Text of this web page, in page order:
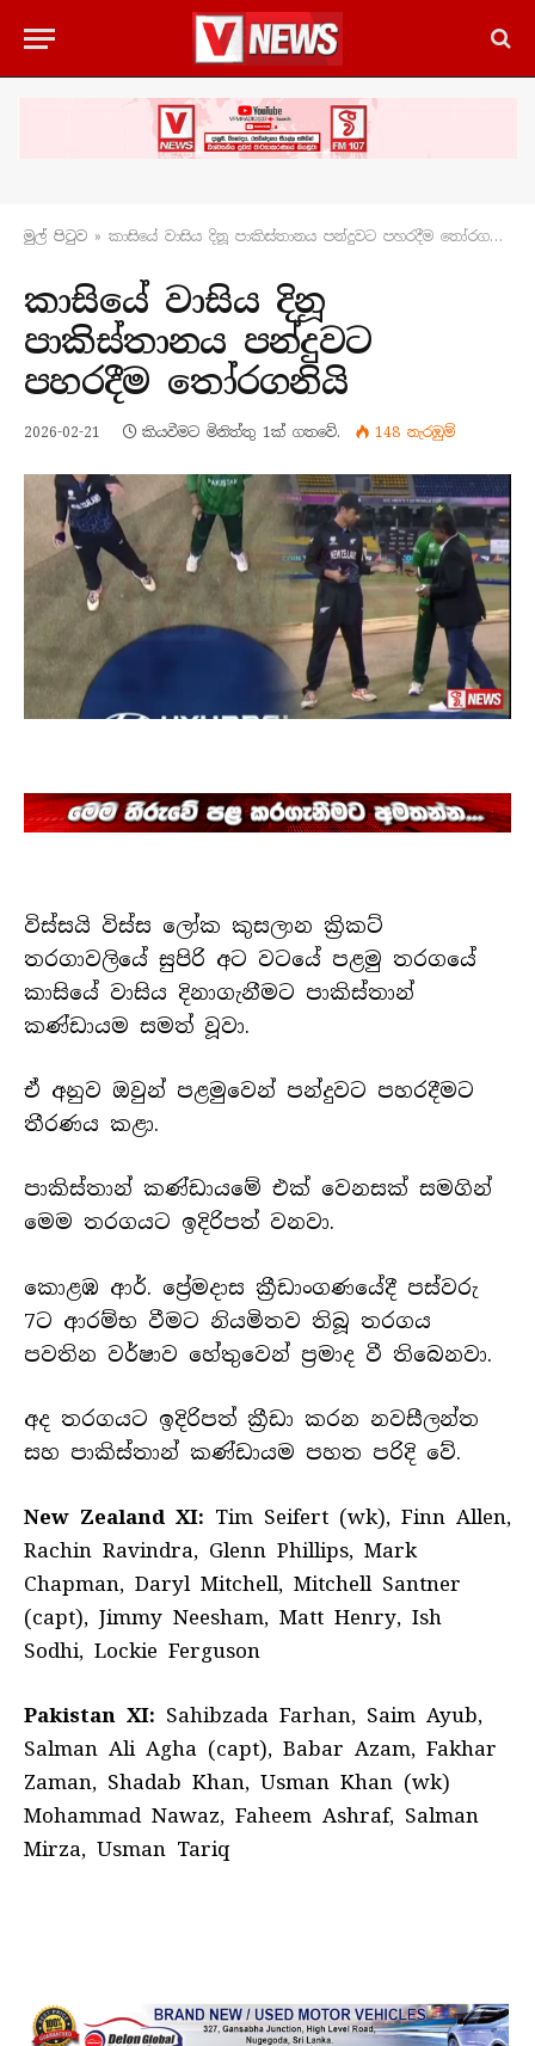
මුල් පිටු​ව » කාසියේ වාසිය දිනූ පාකිස්තානය පන්දුවට පහරදීම තෝරගනියි
කාසියේ වාසිය දිනූ
පාකිස්තානය පන්දුවට
පහරදීම තෝරගනියි
2026-02-21 කියවීමට මිනිත්තු 1ක් ගතවේ. 148 නැරඹු​ම්
විස්සයි විස්ස ලෝක කුසලාන ක්‍රිකට්
තරගාවලියේ සුපිරි අට වටයේ පළමු තරගයේ
කාසියේ වාසිය දිනාගැනීමට පාකිස්තාන්
කණ්ඩායම සමත් වූවා.
ඒ අනුව ඔවුන් පළමුවෙන් පන්දුවට පහරදීමට
තීරණය කළා.
පාකිස්තාන් කණ්ඩායමේ එක් වෙනසක් සමගින්
මෙම තරගයට ඉදිරිපත් වනවා.
කොළඹ ආර්. ප්‍රේමදාස ක්‍රීඩාංගණයේදී පස්වරු
7ට ආරම්භ වීමට නියමිතව තිබූ තරගය
පවතින වර්ෂාව හේතුවෙන් ප්‍රමාද වී තිබෙනවා.
අද තරගයට ඉදිරිපත් ක්‍රීඩා කරන නවසීලන්ත
සහ පාකිස්තාන් කණ්ඩායම පහත පරිදි වේ.
New Zealand XI: Tim Seifert (wk), Finn Allen,
Rachin Ravindra, Glenn Phillips, Mark
Chapman, Daryl Mitchell, Mitchell Santner
(capt), Jimmy Neesham, Matt Henry, Ish
Sodhi, Lockie Ferguson
Pakistan XI: Sahibzada Farhan, Saim Ayub,
Salman Ali Agha (capt), Babar Azam, Fakhar
Zaman, Shadab Khan, Usman Khan (wk)
Mohammad Nawaz, Faheem Ashraf, Salman
Mirza, Usman Tariq